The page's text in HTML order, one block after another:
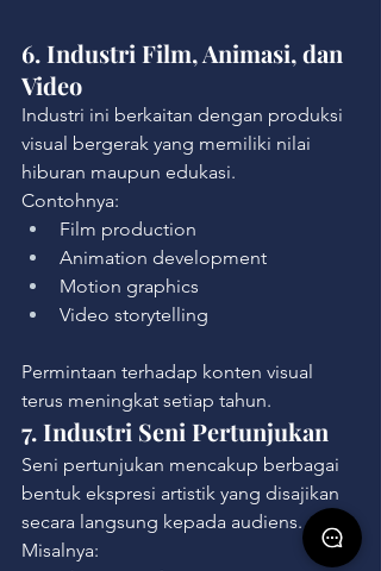
6. Industri Film, Animasi, dan
Video
Industri ini berkaitan dengan produksi
visual bergerak yang memiliki nilai
hiburan maupun edukasi.
Contohnya:
Film production
Animation development
Motion graphics
Video storytelling
Permintaan terhadap konten visual
terus meningkat setiap tahun.
7. Industri Seni Pertunjukan
Seni pertunjukan mencakup berbagai
bentuk ekspresi artistik yang disajikan
secara langsung kepada audiens.
Misalnya: